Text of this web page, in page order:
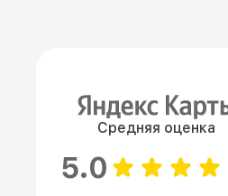
Средняя оценка
5.0